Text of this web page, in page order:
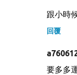
跟小時
回覆
要多多